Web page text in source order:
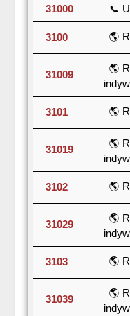
31000 📞
3100 🌎
31009
🌎
3101 🌎
31019
🌎
3102 🌎
31029
🌎
3103 🌎
31039
🌎